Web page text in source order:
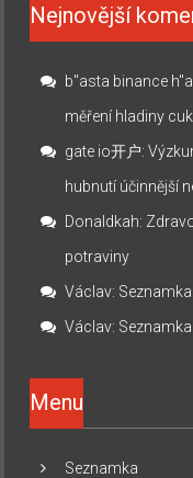
Nejnovější
b"asta binance
měření hladiny
gate io开户:
hubnutí účinnější
Donaldkah:
potraviny
Václav: Seznamka
Václav: Seznamka
Menu
Seznamka